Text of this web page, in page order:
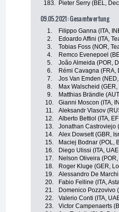
183.
Pieter Serry (BEL,
09.05.2021: Gesamtwertung
1. Filippo Ganna (ITA,
2.
Edoardo Affini (ITA,
3.
Tobias Foss (NOR,
4.
Remco Evenepoel
5.
João Almeida (POR,
6.
Rémi Cavagna (FRA,
7.
Jos Van Emden
8.
Max Walscheid
9.
Matthias Brändle
10.
Gianni Moscon (ITA,
11.
Aleksandr Vlasov
12.
Alberto Bettiol (ITA,
13.
Jonathan Castroviejo
14.
Alex Dowsett (GBR,
15.
Maciej Bodnar (POL,
16.
Diego Ulissi (ITA,
17.
Nelson Oliveira
18.
Roger Kluge (GER,
19.
Alessandro De
20.
Fabio Felline (ITA,
21.
Domenico Pozzovivo
22.
Valerio Conti (ITA,
23.
Victor Campenaerts